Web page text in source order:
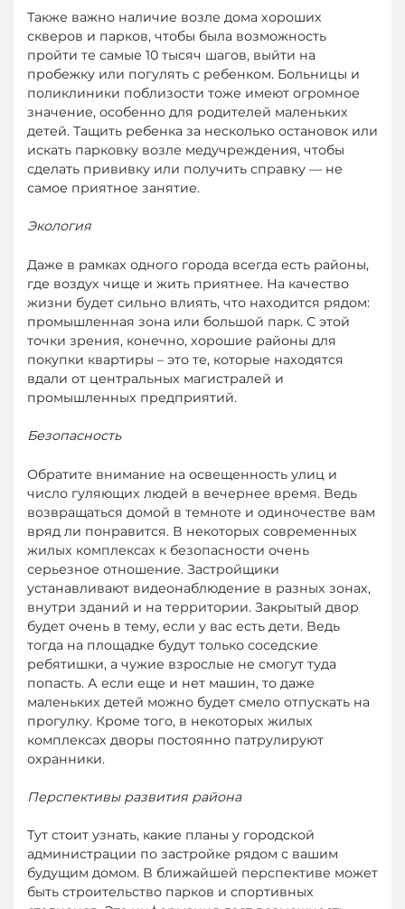
Также важно наличие возле дома хороших
скверов и парков, чтобы была возможность
пройти те самые 10 тысяч шагов, выйти на
пробежку или погулять с ребенком. Больницы и
поликлиники поблизости тоже имеют огромное
значение, особенно для родителей маленьких
детей. Тащить ребенка за несколько остановок или
искать парковку возле медучреждения, чтобы
сделать прививку или получить справку — не
самое приятное занятие.
Экология
Даже в рамках одного города всегда есть районы,
где воздух чище и жить приятнее. На качество
жизни будет сильно влиять, что находится рядом:
промышленная зона или большой парк. С этой
точки зрения, конечно, хорошие районы для
покупки квартиры – это те, которые находятся
вдали от центральных магистралей и
промышленных предприятий.
Безопасность
Обратите внимание на освещенность улиц и
число гуляющих людей в вечернее время. Ведь
возвращаться домой в темноте и одиночестве вам
вряд ли понравится. В некоторых современных
жилых комплексах к безопасности очень
серьезное отношение. Застройщики
устанавливают видеонаблюдение в разных зонах,
внутри зданий и на территории. Закрытый двор
будет очень в тему, если у вас есть дети. Ведь
тогда на площадке будут только соседские
ребятишки, а чужие взрослые не смогут туда
попасть. А если еще и нет машин, то даже
маленьких детей можно будет смело отпускать на
прогулку. Кроме того, в некоторых жилых
комплексах дворы постоянно патрулируют
охранники.
Перспективы развития района
Тут стоит узнать, какие планы у городской
администрации по застройке рядом с вашим
будущим домом. В ближайшей перспективе может
быть строительство парков и спортивных